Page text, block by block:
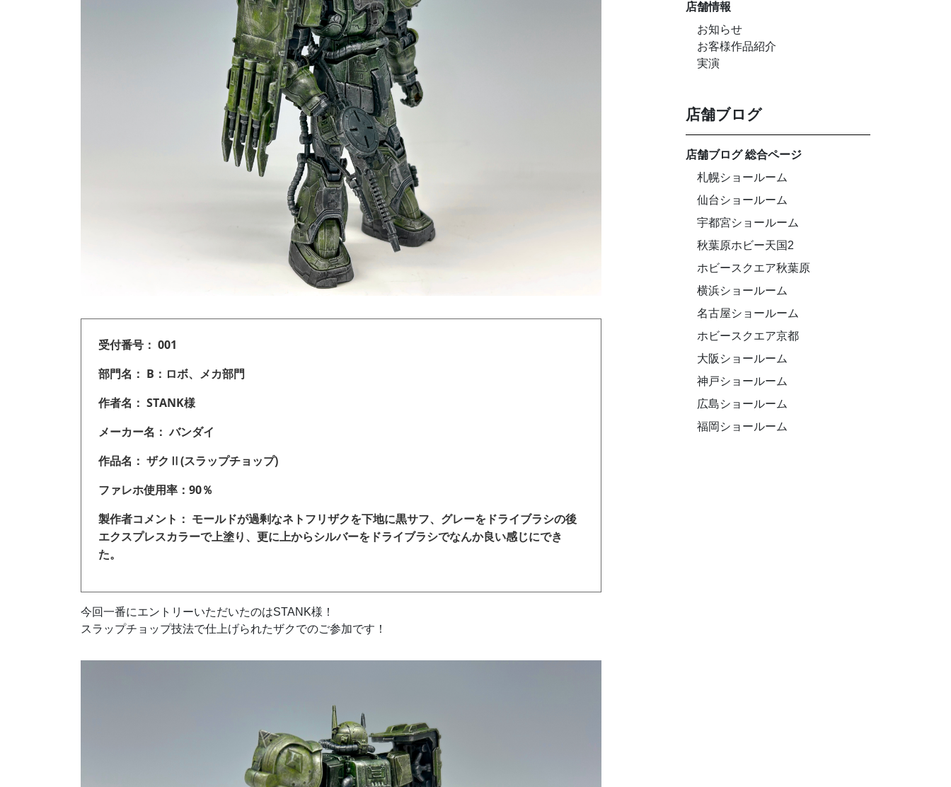
受付番号： 001
部門名： B：ロボ、メカ部門
作者名： STANK様
メーカー名： バンダイ
作品名： ザクⅡ(スラップチョップ)
ファレホ使用率：90％
製作者コメント： モールドが過剰なネトフリザクを下地に黒サフ、グレーをドライブラシの後
エクスプレスカラーで上塗り、更に上からシルバーをドライブラシでなんか良い感じにでき
た。
今回一番にエントリーいただいたのはSTANK様！
スラップチョップ技法で仕上げられたザクでのご参加です！
店舗情報
お知らせ
お客様作品紹介
実演
店舗ブログ
店舗ブログ 総合ページ
札幌ショールーム
仙台ショールーム
宇都宮ショールーム
秋葉原ホビー天国2
ホビースクエア秋葉原
横浜ショールーム
名古屋ショールーム
ホビースクエア京都
大阪ショールーム
神戸ショールーム
広島ショールーム
福岡ショールーム